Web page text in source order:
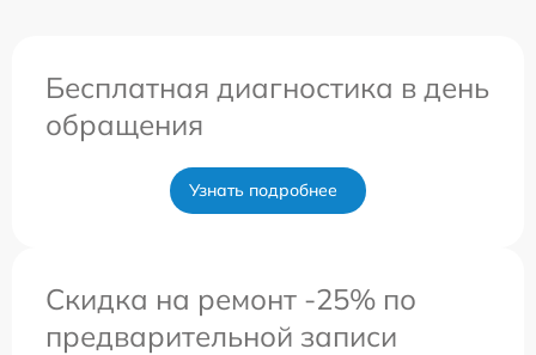
Бесплатная диагностика в день
обращения
Узнать подробнее
Скидка на ремонт -25% по
предварительной записи